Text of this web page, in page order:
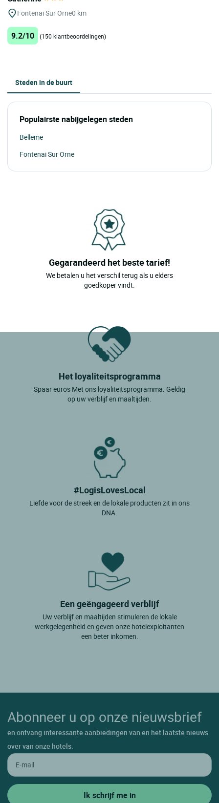
Fontenai Sur Orne0 km
9.2/10 (150 klantbeoordelingen)
Steden in de buurt
Populairste nabijgelegen steden
Belleme
Fontenai Sur Orne
Gegarandeerd het beste tarief!
We betalen u het verschil terug als u elders
goedkoper vindt.
Het loyaliteitsprogramma
Spaar euros Met ons loyaliteitsprogramma. Geldig
op uw verblijf en maaltijden.
#LogisLovesLocal
Liefde voor de streek en de lokale producten zit in ons
DNA.
Een geëngageerd verblijf
Uw verblijf en maaltijden stimuleren de lokale
werkgelegenheid en geven onze hotelexploitanten
een beter inkomen.
Abonneer u op onze nieuwsbrief
en ontvang interessante aanbiedingen van en het laatste nieuws
over van onze hotels.